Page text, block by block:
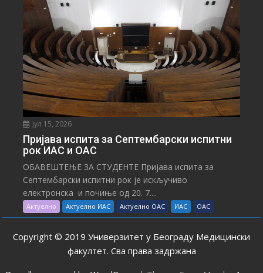
јул 15, 2026
Пријава испита за Септембарски испитни
рок ИАС и ОАС
ОБАВЕШТЕЊЕ ЗА СТУДЕНТЕ Пријава испита за
Септембарски испитни рок је искључиво
електронска и почиње од 20. 7....
Актуелно Актуелно ИАС Актуелно ОАС ИАС ОАС
Copyright © 2019 Универзитет у Београду Медицински
факултет. Сва права задржана